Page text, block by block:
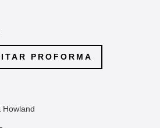
PROFORMA
Howland